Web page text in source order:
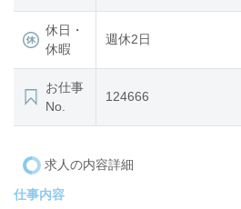
休日・
休暇
週休2日
お仕事
No.
124666
求人の内容詳細
仕事内容